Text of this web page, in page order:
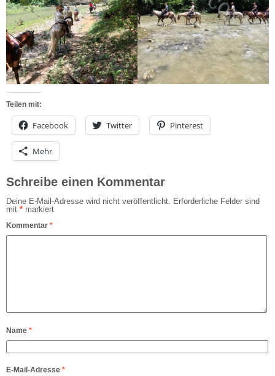
Teilen mit:
Facebook Twitter Pinterest
Mehr
Schreibe einen Kommentar
Deine E-Mail-Adresse wird nicht veröffentlicht. Erforderliche Felder sind
mit * markiert
Kommentar *
Name *
E-Mail-Adresse *